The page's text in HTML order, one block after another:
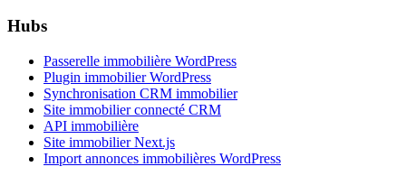
Hubs
Passerelle immobilière WordPress
Plugin immobilier WordPress
Synchronisation CRM immobilier
Site immobilier connecté CRM
API immobilière
Site immobilier Next.js
Import annonces immobilières WordPress